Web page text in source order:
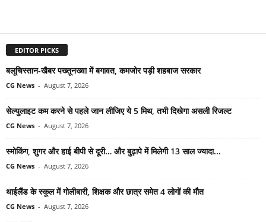
EDITOR PICKS
बलूचिस्तान-खैबर पख्तूनख्वा में बगावत, कमजोर पड़ी शहबाज सरकार
CG News - August 7, 2026
सेल्युलाइट कम करने से पहले जान लीजिए ये 5 मिथ, तभी दिखेगा असली रिजल्ट
CG News - August 7, 2026
स्मोकिंग, शुगर और हाई बीपी से दूरी… और बुढ़ापे में मिलेगी 13 साल ज्यादा...
CG News - August 7, 2026
थाईलैंड के स्कूल में गोलीबारी, शिक्षक और छात्र समेत 4 लोगों की मौत
CG News - August 7, 2026